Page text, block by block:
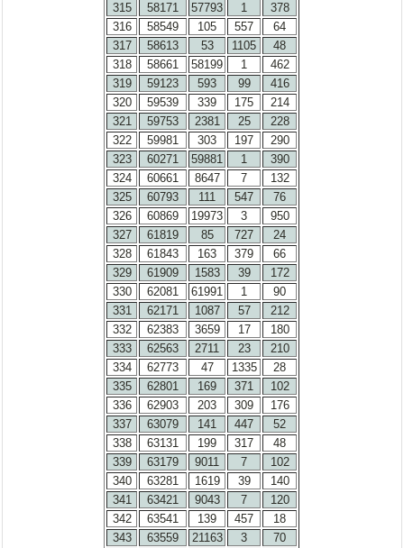
315 58171 57793 1
378
316
58549 105 557
64
317
58613 53 1105
48
318
58661 58199 1
462
319
59123 593 99
416
320
59539 339 175
214
321
59753 2381 25
228
322
59981 303 197
290
323
60271 59881 1
390
324
60661 8647 7
132
325
60793 111 547
76
326
60869 19973 3
950
327
61819 85 727
24
328
61843 163 379
66
329
61909 1583 39
172
330
62081 61991 1
90
331
62171 1087 57
212
332
62383 3659 17
180
333
62563 2711 23
210
334
62773 47 1335
28
335
62801 169 371
102
336
62903 203 309
176
337
63079 141 447
52
338
63131 199 317
48
339
63179 9011 7
102
340
63281 1619 39
140
341
63421 9043 7
120
342
63541 139 457
18
343
63559 21163 3
70